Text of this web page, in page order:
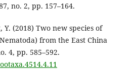
no. 2, pp. 157–164.
Y. (2018) Two new species of
from the East China
4, pp. 585–592.